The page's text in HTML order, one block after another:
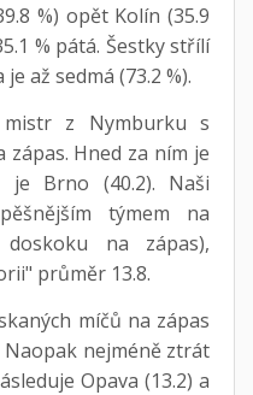
%) opět Kolín (35.9
% pátá. Šestky střílí
až sedmá (73.2 %).
z Nymburku s
Hned za ním je
je Brno (40.2). Naši
týmem na
na zápas),
průměr 13.8.
míčů na zápas
Naopak nejméně ztrát
Opava (13.2) a